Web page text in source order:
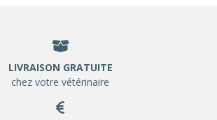
LIVRAISON GRATUITE
chez votre vétérinaire